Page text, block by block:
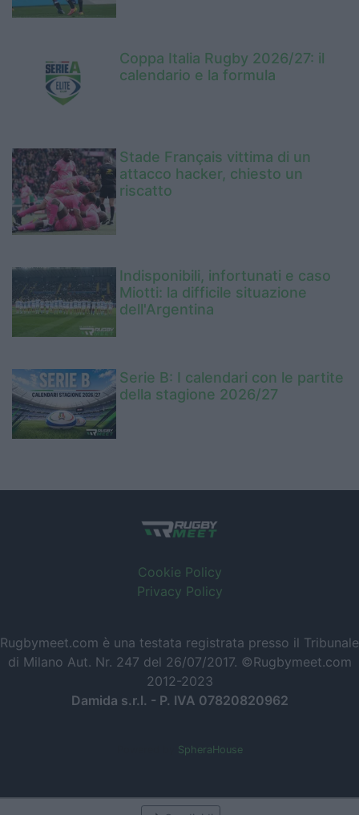
Coppa Italia Rugby 2026/27: il
calendario e la formula
Stade Français vittima di un
attacco hacker, chiesto un
riscatto
Indisponibili, infortunati e caso
Miotti: la difficile situazione
dell'Argentina
Serie B: I calendari con le partite
della stagione 2026/27
Cookie Policy
Privacy Policy
Rugbymeet.com è una testata registrata presso il Tribunale
di Milano Aut. Nr. 247 del 26/07/2017. ©Rugbymeet.com
2012-2023
Damida s.r.l. - P. IVA 07820820962
SpheraHouse